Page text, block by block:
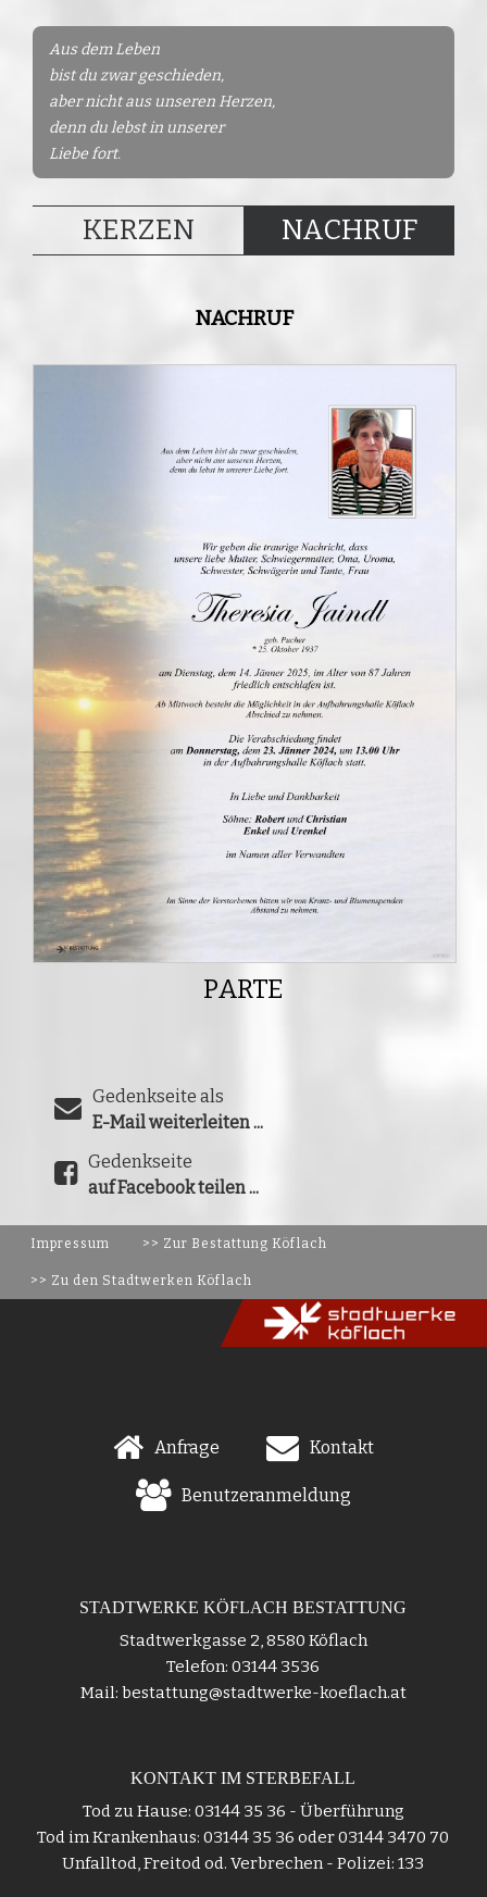
Aus dem Leben
bist du zwar geschieden,
aber nicht aus unseren Herzen,
denn du lebst in unserer
Liebe fort.
KERZEN NACHRUF
NACHRUF
PARTE
Gedenkseite als
E-Mail weiterleiten ...
Gedenkseite
auf Facebook teilen ...
Impressum >> Zur Bestattung Köflach
>> Zu den Stadtwerken Köflach
Anfrage Kontakt
Benutzeranmeldung
STADTWERKE KÖFLACH BESTATTUNG
Stadtwerkgasse 2, 8580 Köflach
Telefon: 03144 3536
Mail: bestattung@stadtwerke-koeflach.at
KONTAKT IM STERBEFALL
Tod zu Hause: 03144 35 36 - Überführung
Tod im Krankenhaus: 03144 35 36 oder 03144 3470 70
Unfalltod, Freitod od. Verbrechen - Polizei: 133